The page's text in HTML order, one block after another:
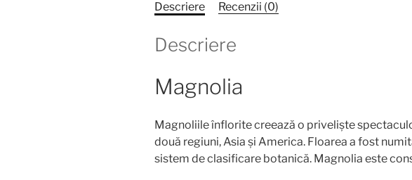
Descriere Recenzii (0)
Descriere
Magnolia
Magnoliile înflorite creează o priveliște
două regiuni, Asia și America. Floarea a fost
sistem de clasificare botanică. Magnolia este